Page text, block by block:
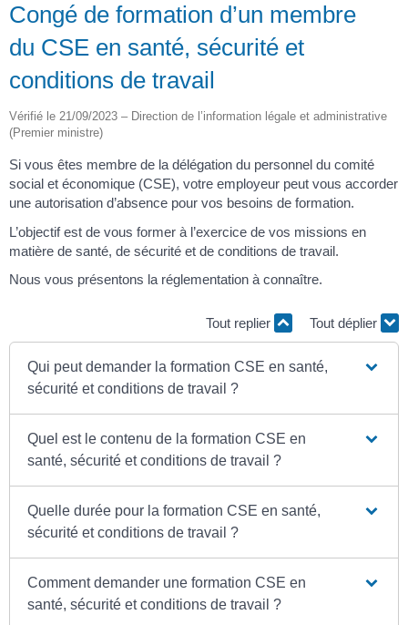
Congé de formation d’un membre
du CSE en santé, sécurité et
conditions de travail
Vérifié le 21/09/2023 – Direction de l’information légale et administrative
(Premier ministre)
Si vous êtes membre de la délégation du personnel du comité
social et économique (CSE), votre employeur peut vous accorder
une autorisation d’absence pour vos besoins de formation.
L’objectif est de vous former à l’exercice de vos missions en
matière de santé, de sécurité et de conditions de travail.
Nous vous présentons la réglementation à connaître.
Tout replier Tout déplier
Qui peut demander la formation CSE en santé,
sécurité et conditions de travail ?
Quel est le contenu de la formation CSE en
santé, sécurité et conditions de travail ?
Quelle durée pour la formation CSE en santé,
sécurité et conditions de travail ?
Comment demander une formation CSE en
santé, sécurité et conditions de travail ?